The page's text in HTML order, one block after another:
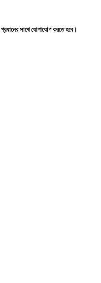
প্রধানের সাথে যোগাযোগ করতে হবে।